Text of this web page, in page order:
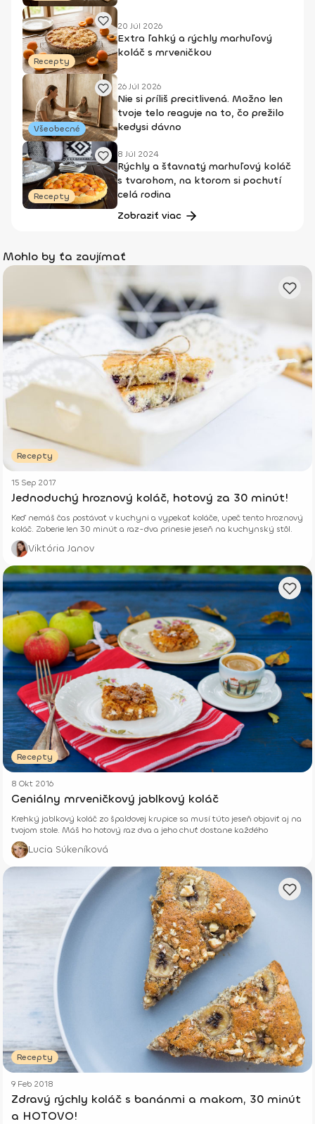
Recepty
20 Júl 2026
Extra ľahký a rýchly marhuľový
koláč s mrveničkou
Všeobecné
26 Júl 2026
Nie si príliš precitlivená. Možno len
tvoje telo reaguje na to, čo prežilo
kedysi dávno
Recepty
8 Júl 2024
Rýchly a šťavnatý marhuľový koláč
s tvarohom, na ktorom si pochutí
celá rodina
Zobraziť viac
Mohlo by ťa zaujímať
Recepty
15 Sep 2017
Jednoduchý hroznový koláč, hotový za 30 minút!
Keď nemáš čas postávať v kuchyni a vypekať koláče, upeč tento hroznový
koláč. Zaberie len 30 minút a raz-dva prinesie jeseň na kuchynský stôl.
Viktória Janov
Recepty
8 Okt 2016
Geniálny mrveničkový jablkový koláč
Krehký jablkový koláč zo špaldovej krupice sa musí túto jeseň objaviť aj na
tvojom stole. Máš ho hotový raz dva a jeho chuť dostane každého
Lucia Súkeníková
Recepty
9 Feb 2018
Zdravý rýchly koláč s banánmi a makom, 30 minút
a HOTOVO!